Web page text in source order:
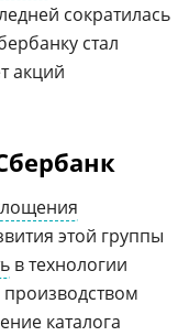
сократилась
стал
акций
этой группы
в технологии
производством
каталога